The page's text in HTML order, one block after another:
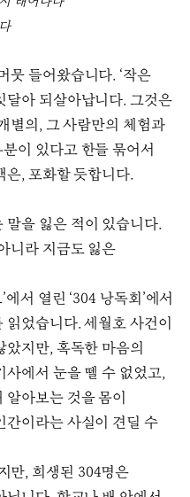
뭇 들어왔습니다. ‘작은
달아 되살아납니다. 그것은
별의, 그 사람만의 체험과
이 있다고 한들 묶어서
은, 포화할 듯합니다.
말을 잃은 적이 있습니다.
니라 지금도 잃은
서 열린 ‘304 낭독회’에서
었습니다. 세월호 사건이
지만, 혹독한 마음의
사에서 눈을 뗄 수 없었고,
아보는 것을 몸이
간이라는 사실이 견딜 수
만, 희생된 304명은